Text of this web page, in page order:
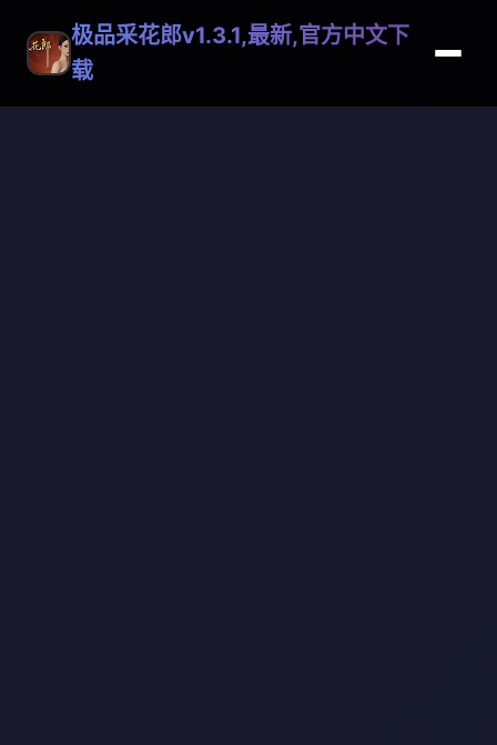
极品采花郎v1.3.1,最新,官方中文下
载